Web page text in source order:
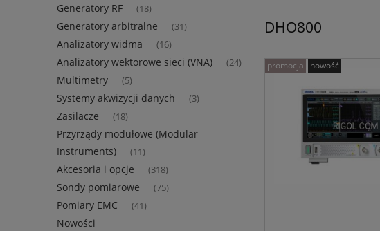
Generatory RF (18)
Generatory arbitralne (31)
Analizatory widma (16)
Analizatory wektorowe sieci (VNA) (24)
Multimetry (5)
Systemy akwizycji danych (3)
Zasilacze (18)
Przyrządy modułowe (Modular
Instruments)
(11)
Akcesoria i opcje (318)
Sondy pomiarowe (75)
Pomiary EMC (41)
Nowości
DHO800
promocja nowość